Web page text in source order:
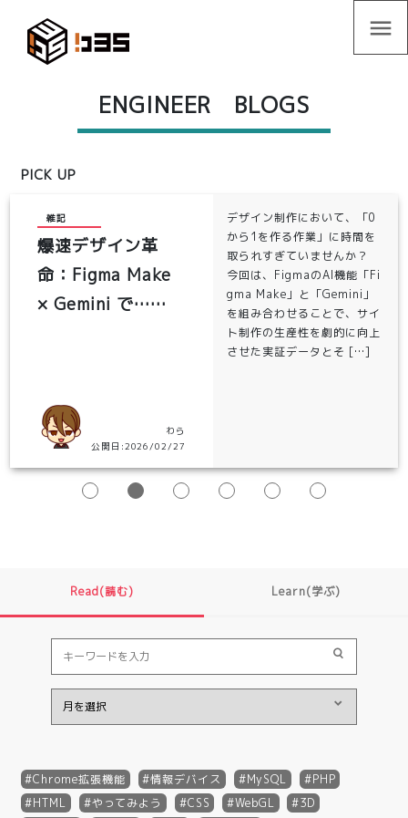
menu
ENGINEER BLOGS
PICK UP
雑記
爆速デザイン革
命：Figma Make
× Gemini で……
わら
公開日:2026/02/27
デザイン制作において、「0
から1を作る作業」に時間を
取られすぎていませんか？
今回は、FigmaのAI機能「Fi
gma Make」と「Gemini」
を組み合わせることで、サイ
ト制作の生産性を劇的に向上
させた実証データとそ […]
Read(読む) Learn(学ぶ)
Chrome拡張機能 情報デバイス MySQL
PHP
HTML
やってみよう CSS WebGL
3D